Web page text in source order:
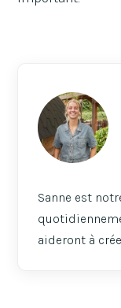
Sanne est
aideront à